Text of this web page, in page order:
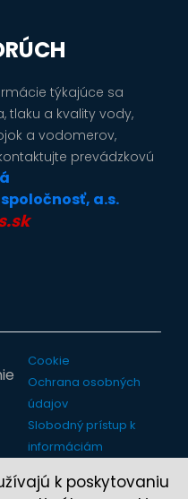
týkajúce sa
tlaku a kvality vody,
a vodomerov,
prevádzkovú
a.s.
Cookie
Ochrana osobných
údajov
Slobodný prístup k
informáciám
k poskytovaniu